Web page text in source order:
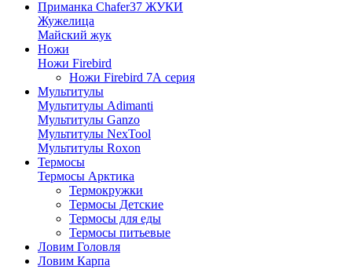
Приманка Chafer37 ЖУКИ
Жужелица
Майский жук
Ножи
Ножи Firebird
Ножи Firebird 7А серия
Мультитулы
Мультитулы Adimanti
Мультитулы Ganzo
Мультитулы NexTool
Мультитулы Roxon
Термосы
Термосы Арктика
Термокружки
Термосы Детские
Термосы для еды
Термосы питьевые
Ловим Головля
Ловим Карпа